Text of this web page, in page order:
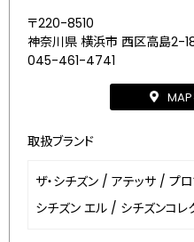
〒220-8510
神奈川県 横浜市 西区高島2-
045-461-4741
取扱ブランド
ザ・シチズン / アテッサ / プ
シチズン エル / シチズンコレ